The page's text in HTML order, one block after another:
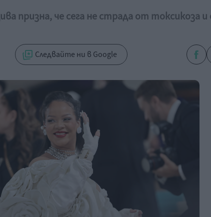
призна, че сега не страда от токсикоза и
Следвайте ни в Google